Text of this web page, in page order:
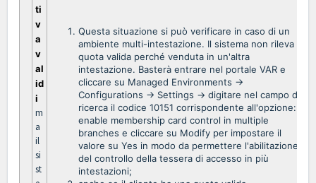
ti
v
a
v
al
id
i
m
a
il
si
st
Questa situazione si può verificare in caso di un
ambiente multi-intestazione. Il sistema non rileva la
quota valida perché venduta in un'altra
intestazione. Basterà entrare nel portale VAR e
cliccare su Managed Environments ->
Configurations -> Settings -> digitare nel campo di
ricerca il codice 10151 corrispondente all'opzione:
enable membership card control in multiple
branches e cliccare su Modify per impostare il
valore su Yes in modo da permettere l'abilitazione
del controllo della tessera di accesso in più
intestazioni;